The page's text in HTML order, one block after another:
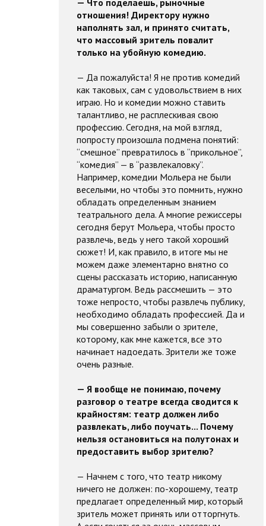
отношения! Директору нужно
наполнять зал, и принято считать,
что массовый зритель повалит
только на убойную комедию.
— Да пожалуйста! Я не против комедий
как таковых, сам с удовольствием в них
играю. Но и комедии можно ставить
талантливо, не расплескивая свою
профессию. Сегодня, на мой взгляд,
попросту произошла подмена понятий:
“смешное” превратилось в “прикольное”,
“комедия” — в “развлекаловку”.
Например, комедии Мольера не были
веселыми, но чтобы это помнить, нужно
обладать определенным знанием
театрального дела. А многие режиссеры
сегодня берут Мольера, чтобы просто
развлечь, ведь у него такой хороший
сюжет! И, как правило, в итоге мы не
можем даже элементарно внятно со
сцены рассказать историю, написанную
драматургом. Ведь рассмешить — это
тоже непросто, чтобы развлечь публику,
необходимо обладать профессией. Да и
мы совершенно забыли о зрителе,
которому, как мне кажется, все это
начинает надоедать. Зрители же тоже
очень разные.
— Я вообще не понимаю, почему
разговор о театре всегда сводится к
крайностям: театр должен либо
развлекать, либо поучать... Почему
нельзя остановиться на полутонах и
предоставить выбор зрителю?
— Начнем с того, что театр никому
ничего не должен: по-хорошему, театр
предлагает определенный мир, который
зритель может принять или отторгнуть.